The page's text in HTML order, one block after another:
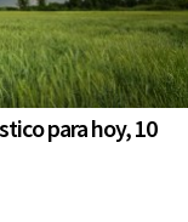
para hoy, 10